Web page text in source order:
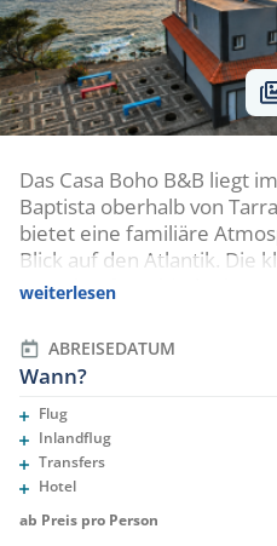
Das Casa Boho B&B liegt
Baptista oberhalb von
bietet eine familiäre
Blick auf den Atlantik. Die
Unterkunft verbindet
Gehminuten vom
entfernt.
weiterlesen
ABREISEDATUM
Wann?
Flug
Eingeschlossene Leistungen
Inlandflug
Eingeschlossene Leistungen
Transfers
Eingeschlossene Leistungen
Hotel
Eingeschlossene Leistungen
ab Preis pro Person